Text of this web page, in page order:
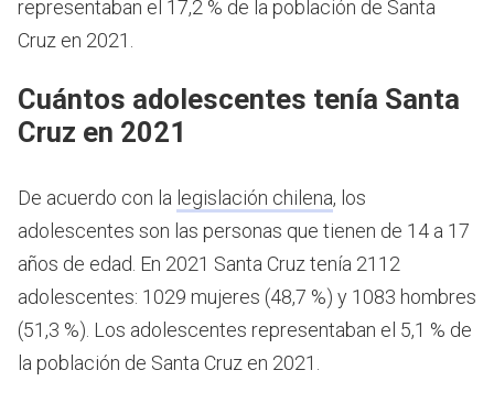
representaban el 17,2 % de la población de Santa
Cruz en 2021.
Cuántos adolescentes tenía Santa
Cruz en 2021
De acuerdo con la legislación chilena, los
adolescentes son las personas que tienen de 14 a 17
años de edad. En 2021 Santa Cruz tenía 2112
adolescentes: 1029 mujeres (48,7 %) y 1083 hombres
(51,3 %). Los adolescentes representaban el 5,1 % de
la población de Santa Cruz en 2021.